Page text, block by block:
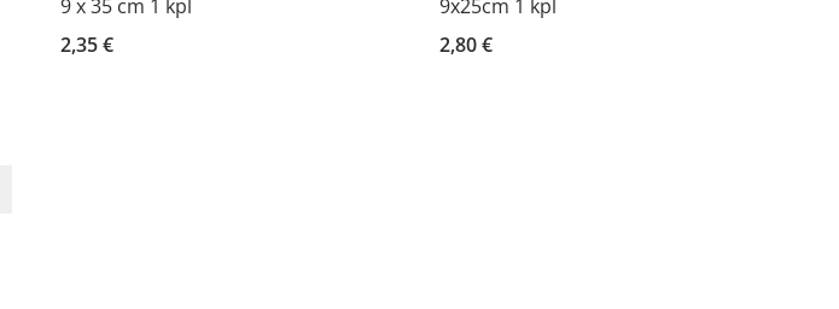
9 x 35 cm 1 kpl
2,35 €
9x25cm 1 kpl
2,80 €